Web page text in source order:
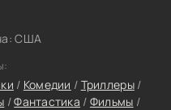
США
/ Комедии / Триллеры/
/Фантастика / Фильмы /